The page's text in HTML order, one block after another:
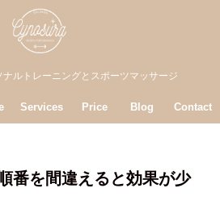
ルトレーニングとスポーツマッサージ
Services Price Blog Contact
番を間違えると効果が少